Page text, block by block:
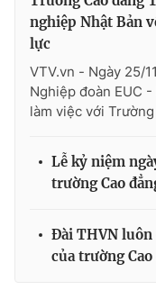
nghiệp Nhật Bản
lực
VTV.vn - Ngày 25/
Nghiệp đoàn EUC
làm việc với
Lễ kỷ niệm
trường Cao
Đài THVN
của trường